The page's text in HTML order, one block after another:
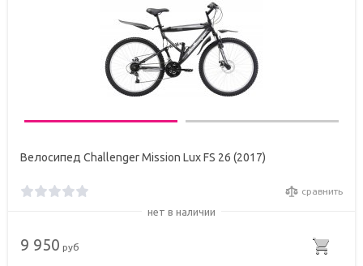
Велосипед Challenger Mission Lux FS 26 (2017)
сравнить
нет в наличии
9 950 руб